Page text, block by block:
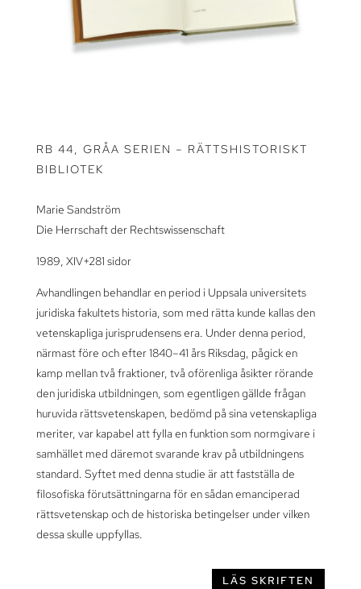
RB 44, GRÅA SERIEN – RÄTTSHISTORISKT
BIBLIOTEK
Marie Sandström
Die Herrschaft der Rechtswissenschaft
1989, XIV+281 sidor
Avhandlingen behandlar en period i Uppsala universitets
juridiska fakultets historia, som med rätta kunde kallas den
vetenskapliga jurisprudensens era. Under denna period,
närmast före och efter 1840–41 års Riksdag, pågick en
kamp mellan två fraktioner, två oförenliga åsikter rörande
den juridiska utbildningen, som egentligen gällde frågan
huruvida rättsvetenskapen, bedömd på sina vetenskapliga
meriter, var kapabel att fylla en funktion som normgivare i
samhället med däremot svarande krav på utbildningens
standard. Syftet med denna studie är att fastställa de
filosofiska förutsättningarna för en sådan emanciperad
rättsvetenskap och de historiska betingelser under vilken
dessa skulle uppfyllas.
LÄS SKRIFTEN